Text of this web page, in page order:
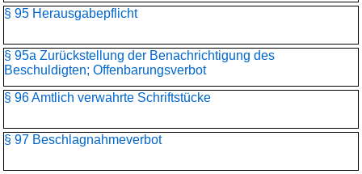
§ 95 Herausgabepflicht
§ 95a Zurückstellung der Benachrichtigung des
Beschuldigten; Offenbarungsverbot
§ 96 Amtlich verwahrte Schriftstücke
§ 97 Beschlagnahmeverbot